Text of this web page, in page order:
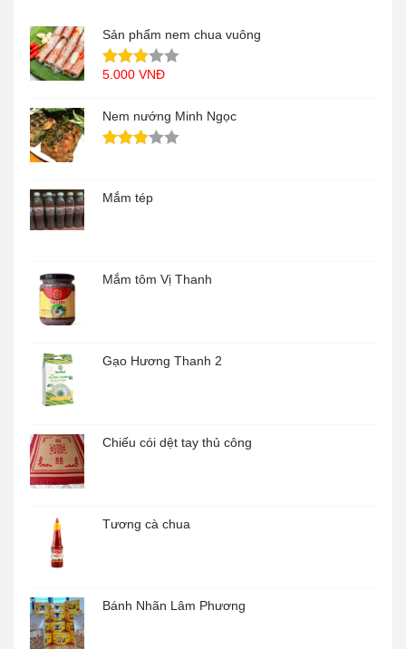
Sản phẩm nem chua vuông
5.000 VNĐ
Nem nướng Minh Ngọc
Mắm tép
Mắm tôm Vị Thanh
Gạo Hương Thanh 2
Chiếu cói dệt tay thủ công
Tương cà chua
Bánh Nhãn Lâm Phương